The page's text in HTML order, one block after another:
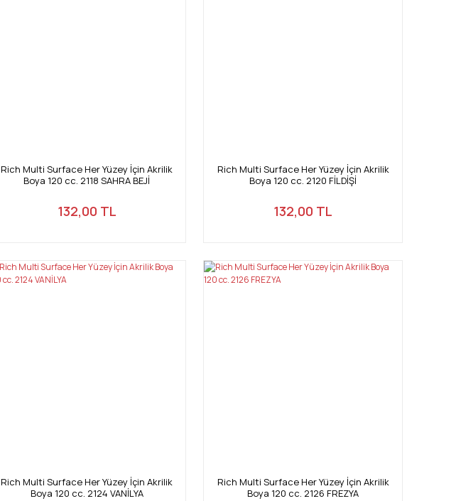
Rich Multi Surface Her Yüzey İçin Akrilik
Boya 120 cc. 2118 SAHRA BEJİ
132,00 TL
Rich Multi Surface Her Yüzey İçin Akrilik
Boya 120 cc. 2120 FİLDİŞİ
132,00 TL
Rich Multi Surface Her Yüzey İçin Akrilik
Boya 120 cc. 2124 VANİLYA
Rich Multi Surface Her Yüzey İçin Akrilik
Boya 120 cc. 2126 FREZYA